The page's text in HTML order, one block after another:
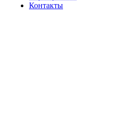
Контакты